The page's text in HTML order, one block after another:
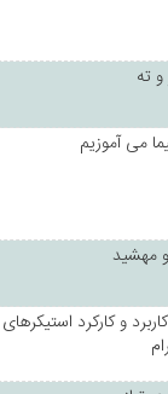
می آموزیم
و کارکرد